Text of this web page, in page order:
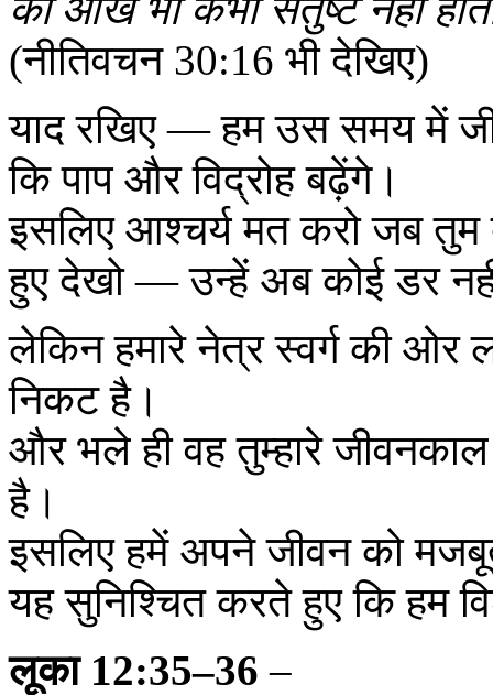
(नीतिवचन 30:16 भी देखिए)
याद रखिए — हम उस समय में जी
कि पाप और विद्रोह बढ़ेंगे।
इसलिए आश्चर्य मत करो जब तुम
हुए देखो — उन्हें अब कोई डर
लेकिन हमारे नेत्र स्वर्ग की ओर
निकट है।
और भले ही वह तुम्हारे
है।
इसलिए हमें अपने जीवन को
यह सुनिश्चित करते हुए कि हम
लूका 12:35–36 –